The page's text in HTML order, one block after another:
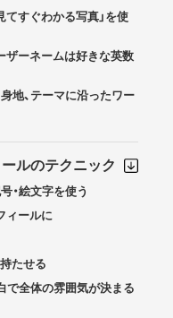
てすぐわかる写真」を使
ザーネームは好きな英数
地、テーマに沿ったワー
ルのテクニック
・絵文字を使う
ィールに
たせる
で全体の雰囲気が決まる